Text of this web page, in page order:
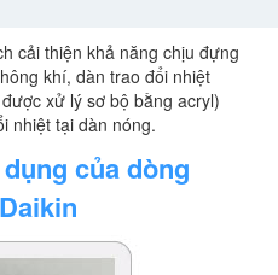
cải thiện khả năng chịu đựng
khí, dàn trao đổi nhiệt
xử lý sơ bộ bằng acryl)
nhiệt tại dàn nóng.
của dòng